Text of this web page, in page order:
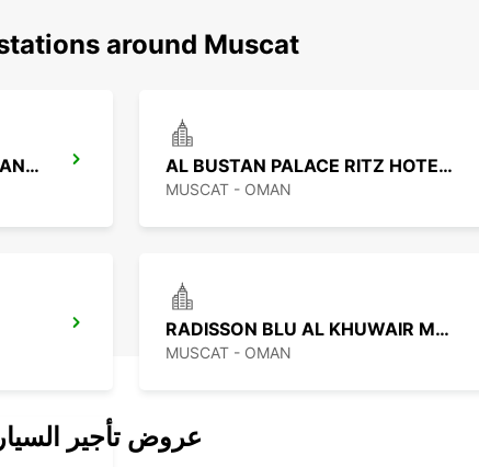
around Muscat
CHEDI HOTEL MUSCAT MEETANDGREET AL BUSTAN PALACE RITZ HOTEL MANDG
MUSCAT - OMAN
RADISSON BLU AL KHUWAIR MANDG
MUSCAT - OMAN
عروض تأجير